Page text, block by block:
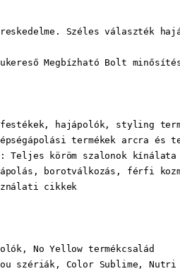
Széles választék
Árukereső Megbízható Bolt
hajápolók, styling
termékek arcra és
Teljes köröm szalonok kínálata
borotválkozás, férfi
cikkek
No Yellow termékcsalád
szériák, Color Sublime, Nutri